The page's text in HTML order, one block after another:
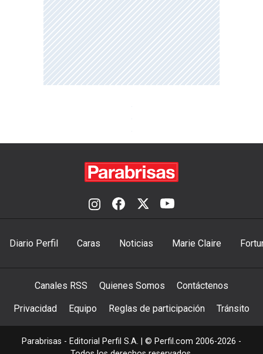
Diario Perfil Caras Noticias Marie Claire
Canales RSS Quienes Somos Contáctenos
Privacidad Equipo Reglas de participación Tránsito
Parabrisas - Editorial Perfil S.A. | © Perfil.com 2006-2026 -